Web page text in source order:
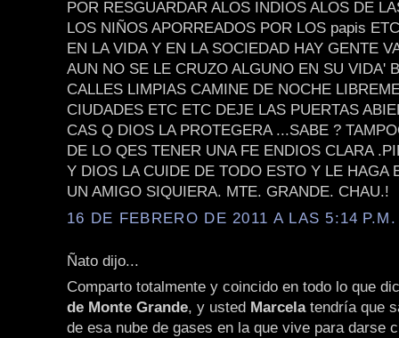
POR RESGUARDAR ALOS INDIOS ALOS DE
LOS NIÑOS APORREADOS POR LOS papis
EN LA VIDA Y EN LA SOCIEDAD HAY GENTE
AUN NO SE LE CRUZO ALGUNO EN SU VIDA'
CALLES LIMPIAS CAMINE DE NOCHE
CIUDADES ETC ETC DEJE LAS PUERTAS
CAS Q DIOS LA PROTEGERA ...SABE ?
DE LO QES TENER UNA FE ENDIOS CLARA
Y DIOS LA CUIDE DE TODO ESTO Y LE HAGA
UN AMIGO SIQUIERA. MTE. GRANDE. CHAU.!
16 DE FEBRERO DE 2011 A LAS 5:14 P.M.
Ñato dijo...
Comparto totalmente y coincido en todo lo que
de Monte Grande, y usted Marcelatendría que
de esa nube de gases en la que vive para darse